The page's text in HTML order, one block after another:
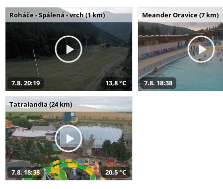
Roháče - Spálená - vrch (1 km)
7.8. 20:19 13,8 °C
Meander Oravice (7 km)
7.8. 18:38
Tatralandia (24 km)
7.8. 18:38 20,5 °C